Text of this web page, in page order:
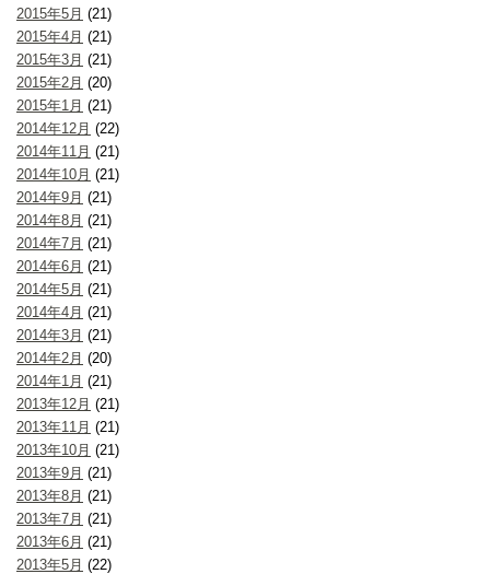
2015年5月 (21)
2015年4月 (21)
2015年3月 (21)
2015年2月 (20)
2015年1月 (21)
2014年12月 (22)
2014年11月 (21)
2014年10月 (21)
2014年9月 (21)
2014年8月 (21)
2014年7月 (21)
2014年6月 (21)
2014年5月 (21)
2014年4月 (21)
2014年3月 (21)
2014年2月 (20)
2014年1月 (21)
2013年12月 (21)
2013年11月 (21)
2013年10月 (21)
2013年9月 (21)
2013年8月 (21)
2013年7月 (21)
2013年6月 (21)
2013年5月 (22)